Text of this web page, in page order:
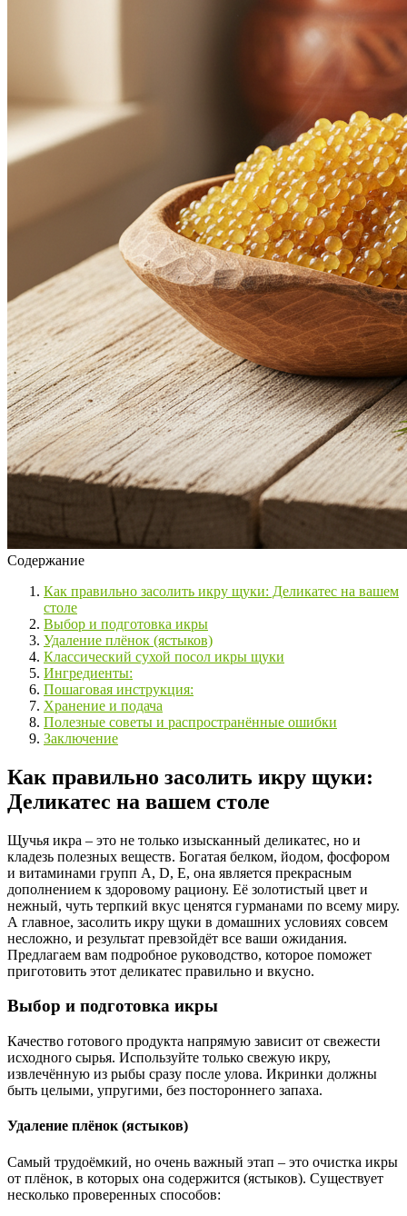
Содержание
Как правильно засолить икру щуки: Деликатес на вашем
столе
Выбор и подготовка икры
Удаление плёнок (ястыков)
Классический сухой посол икры щуки
Ингредиенты:
Пошаговая инструкция:
Хранение и подача
Полезные советы и распространённые ошибки
Заключение
Как правильно засолить икру щуки:
Деликатес на вашем столе
Щучья икра – это не только изысканный деликатес, но и
кладезь полезных веществ. Богатая белком, йодом, фосфором
и витаминами групп A, D, E, она является прекрасным
дополнением к здоровому рациону. Её золотистый цвет и
нежный, чуть терпкий вкус ценятся гурманами по всему миру.
А главное, засолить икру щуки в домашних условиях совсем
несложно, и результат превзойдёт все ваши ожидания.
Предлагаем вам подробное руководство, которое поможет
приготовить этот деликатес правильно и вкусно.
Выбор и подготовка икры
Качество готового продукта напрямую зависит от свежести
исходного сырья. Используйте только свежую икру,
извлечённую из рыбы сразу после улова. Икринки должны
быть целыми, упругими, без постороннего запаха.
Удаление плёнок (ястыков)
Самый трудоёмкий, но очень важный этап – это очистка икры
от плёнок, в которых она содержится (ястыков). Существует
несколько проверенных способов: